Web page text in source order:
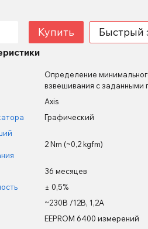
Купить Быстрый
Определение
взвешивания с заданными
Axis
Графический
2 Nm (~0,2 kgfm)
36 месяцев
± 0,5%
~230В /12В, 1,2А
EEPROM 6400 измерений